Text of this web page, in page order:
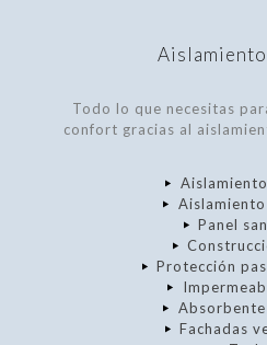
Todo lo que necesitas
confort gracias al
Panel
Protección
Fachadas